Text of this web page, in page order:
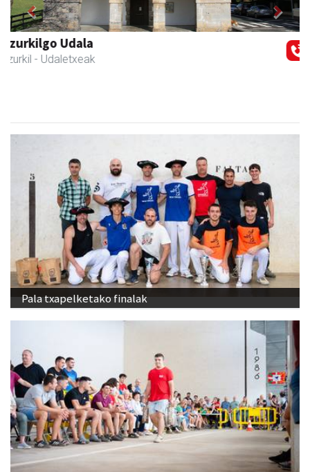
Zubimusu Ikastola
Zizurkil - Hezkuntza
Previous Next
Pala txapelketako finalak